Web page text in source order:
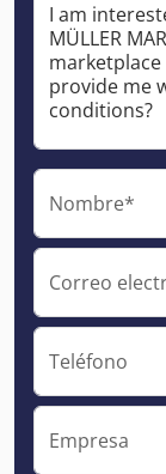
Nombre*
Correo
Teléfono
Empresa